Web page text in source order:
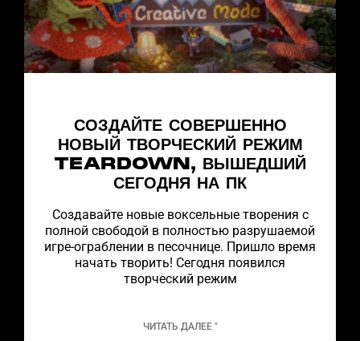
СОЗДАЙТЕ СОВЕРШЕННО
НОВЫЙ ТВОРЧЕСКИЙ РЕЖИМ
TEARDOWN, ВЫШЕДШИЙ
СЕГОДНЯ НА ПК
Создавайте новые воксельные творения с
полной свободой в полностью разрушаемой
игре-ограблении в песочнице. Пришло время
начать творить! Сегодня появился
творческий режим
ЧИТАТЬ ДАЛЕЕ "